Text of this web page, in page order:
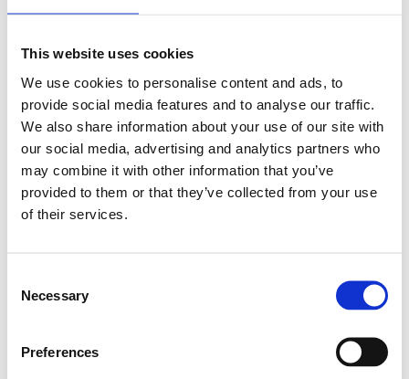
This website uses cookies
We use cookies to personalise content and ads, to
provide social media features and to analyse our traffic.
We also share information about your use of our site with
our social media, advertising and analytics partners who
may combine it with other information that you’ve
provided to them or that they’ve collected from your use
of their services.
Selection
Necessary
Preferences
Emphaser ESP-RS10
15m Tvinnad dubbel 1,0mm OFC
högtalarkabel
Köp
Emphaser ESP-RS15
15m Tvinnad dubbel 1,5mm OFC